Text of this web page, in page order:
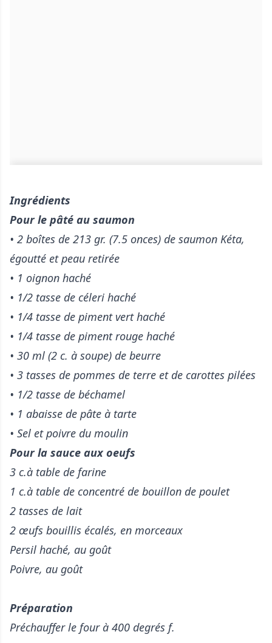
Ingrédients
Pour le pâté au saumon
• 2 boîtes de 213 gr. (7.5 onces) de saumon Kéta,
égoutté et peau retirée
• 1 oignon haché
• 1/2 tasse de céleri haché
• 1/4 tasse de piment vert haché
• 1/4 tasse de piment rouge haché
• 30 ml (2 c. à soupe) de beurre
• 3 tasses de pommes de terre et de carottes pilées
• 1/2 tasse de béchamel
• 1 abaisse de pâte à tarte
• Sel et poivre du moulin
Pour la sauce aux oeufs
3 c.à table de farine
1 c.à table de concentré de bouillon de poulet
2 tasses de lait
2 œufs bouillis écalés, en morceaux
Persil haché, au goût
Poivre, au goût
Préparation
Préchauffer le four à 400 degrés f.